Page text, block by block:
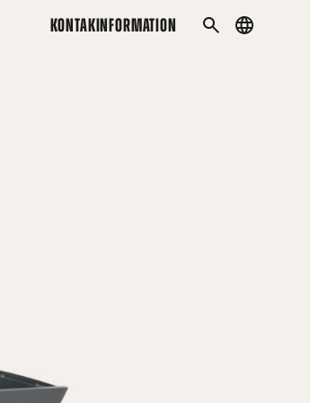
KONTAKINFORMATION
SÖK
Country